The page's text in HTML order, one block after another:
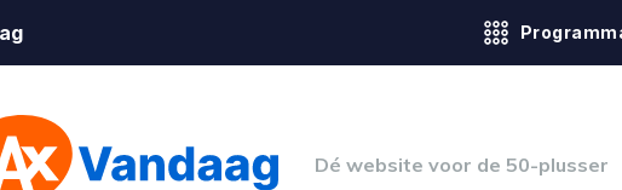
Dé website voor de 50-plusser